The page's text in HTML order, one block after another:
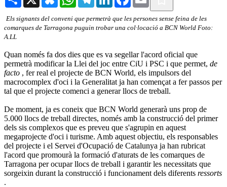
Els signants del conveni que permetrà que les persones sense feina de les
comarques de Tarragona puguin trobar una col·locació a BCN World Foto:
A.LL
Quan només fa dos dies que es va segellar l'acord oficial que
permetrà modificar la Llei del joc entre CiU i PSC i que permet, de
facto , fer real el projecte de BCN World, els impulsors del
macrocomplex d'oci i la Generalitat ja han començat a fer passos per
tal que el projecte comenci a generar llocs de treball.
De moment, ja es coneix que BCN World generarà uns prop de
5.000 llocs de treball directes, només amb la construcció del primer
dels sis complexos que es preveu que s'agrupin en aquest
megaprojecte d'oci i turisme. Amb aquest objectiu, els responsables
del projecte i el Servei d'Ocupació de Catalunya ja han rubricat
l'acord que promourà la formació d'aturats de les comarques de
Tarragona per ocupar llocs de treball i garantir les necessitats que
sorgeixin durant la construcció i funcionament dels diferents ressorts
.